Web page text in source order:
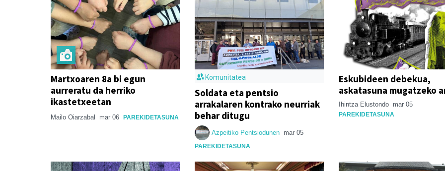
Martxoaren 8a bi egun
aurreratu da herriko
ikastetxeetan
Mailo Oiarzabal mar 06 PAREKIDETASUNA
Komunitatea
Soldata eta pentsio
arrakalaren kontrako neurriak
behar ditugu
Azpeitiko Pentsiodunen mar 05
PAREKIDETASUNA
Eskubideen debekua,
askatasuna mugatzeko
Ihintza Elustondo mar 05
PAREKIDETASUNA